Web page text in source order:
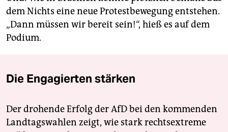
dem Nichts eine neue Protestbewegung entstehen.
„Dann müssen wir bereit sein!“, hieß es auf dem
Podium.
Die Engagierten stärken
Der drohende Erfolg der AfD bei den kommenden
Landtagswahlen zeigt, wie stark rechtsextreme